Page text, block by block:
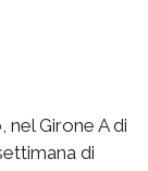
Girone A di
di